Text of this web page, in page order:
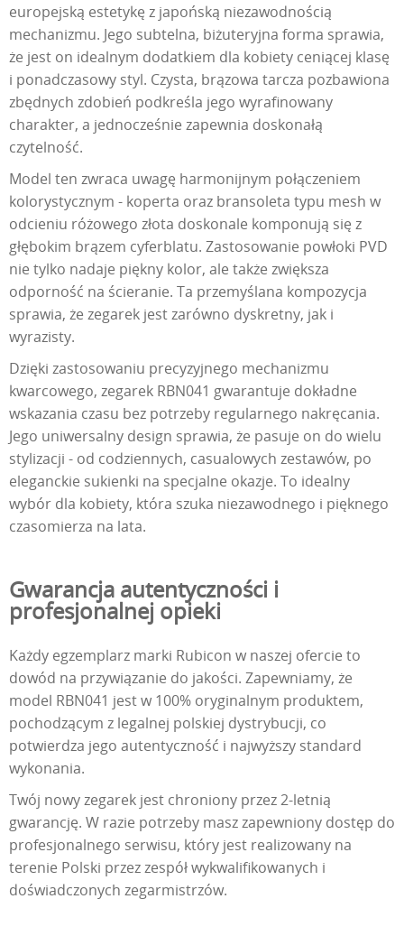
europejską estetykę z japońską niezawodnością
mechanizmu. Jego subtelna, biżuteryjna forma sprawia,
że jest on idealnym dodatkiem dla kobiety ceniącej klasę
i ponadczasowy styl. Czysta, brązowa tarcza pozbawiona
zbędnych zdobień podkreśla jego wyrafinowany
charakter, a jednocześnie zapewnia doskonałą
czytelność.
Model ten zwraca uwagę harmonijnym połączeniem
kolorystycznym - koperta oraz bransoleta typu mesh w
odcieniu różowego złota doskonale komponują się z
głębokim brązem cyferblatu. Zastosowanie powłoki PVD
nie tylko nadaje piękny kolor, ale także zwiększa
odporność na ścieranie. Ta przemyślana kompozycja
sprawia, że zegarek jest zarówno dyskretny, jak i
wyrazisty.
Dzięki zastosowaniu precyzyjnego mechanizmu
kwarcowego, zegarek RBN041 gwarantuje dokładne
wskazania czasu bez potrzeby regularnego nakręcania.
Jego uniwersalny design sprawia, że pasuje on do wielu
stylizacji - od codziennych, casualowych zestawów, po
eleganckie sukienki na specjalne okazje. To idealny
wybór dla kobiety, która szuka niezawodnego i pięknego
czasomierza na lata.
Gwarancja autentyczności i
profesjonalnej opieki
Każdy egzemplarz marki Rubicon w naszej ofercie to
dowód na przywiązanie do jakości. Zapewniamy, że
model RBN041 jest w 100% oryginalnym produktem,
pochodzącym z legalnej polskiej dystrybucji, co
potwierdza jego autentyczność i najwyższy standard
wykonania.
Twój nowy zegarek jest chroniony przez 2-letnią
gwarancję. W razie potrzeby masz zapewniony dostęp do
profesjonalnego serwisu, który jest realizowany na
terenie Polski przez zespół wykwalifikowanych i
doświadczonych zegarmistrzów.